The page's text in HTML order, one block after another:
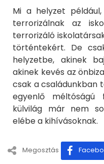
Mi a helyzet
terrorizálnak az
terrorizáló
történtekért. De
helyzetbe, akinek
akinek kevés az
csak a családunkban
egyenlő
külvilág már nem
elébe a kihívásoknak.
Megosztás